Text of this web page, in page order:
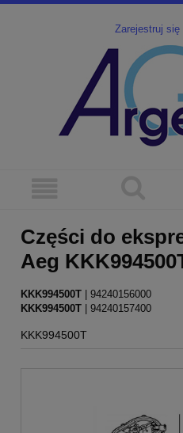
Zarejestruj się
Części do
Aeg
KKK994500T | 94240156000
KKK994500T | 94240157400
KKK994500T